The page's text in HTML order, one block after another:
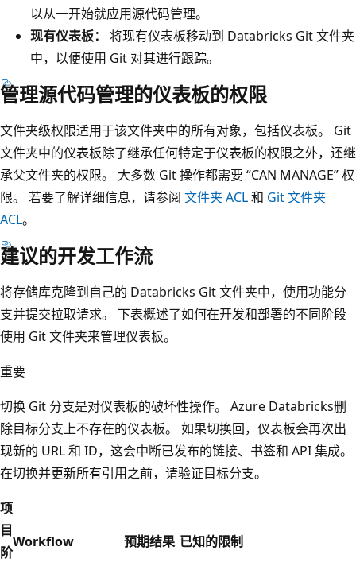
以从一开始就应用源代码管理。
现有仪表板：
将现有仪表板移动到 Databricks Git 文件夹
中，以便使用 Git 对其进行跟踪。
管理源代码管理的仪表板的权限
文件夹级权限适用于该文件夹中的所有对象，包括仪表板。 Git
文件夹中的仪表板除了继承任何特定于仪表板的权限之外，还继
承父文件夹的权限。 大多数 Git 操作都需要 “CAN MANAGE” 权
限。 若要了解详细信息，请参阅 文件夹 ACL和 Git 文件夹
ACL。
建议的开发工作流
将存储库克隆到自己的 Databricks Git 文件夹中，使用功能分
支并提交拉取请求。 下表概述了如何在开发和部署的不同阶段
使用 Git 文件夹来管理仪表板。
重要
切换 Git 分支是对仪表板的破坏性操作。 Azure Databricks删
除目标分支上不存在的仪表板。 如果切换回，仪表板会再次出
现新的 URL 和 ID，这会中断已发布的链接、书签和 API 集成。
在切换并更新所有引用之前，请验证目标分支。
项
目
阶
Workflow 预期结果 已知的限制